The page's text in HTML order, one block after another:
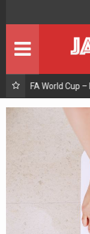
Prediksi
ENTERTAIMENT
JACKPOT
PROMO Promosi